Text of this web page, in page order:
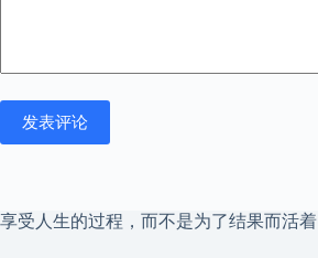
发表评论
享受人生的过程，而不是为了结果而活着